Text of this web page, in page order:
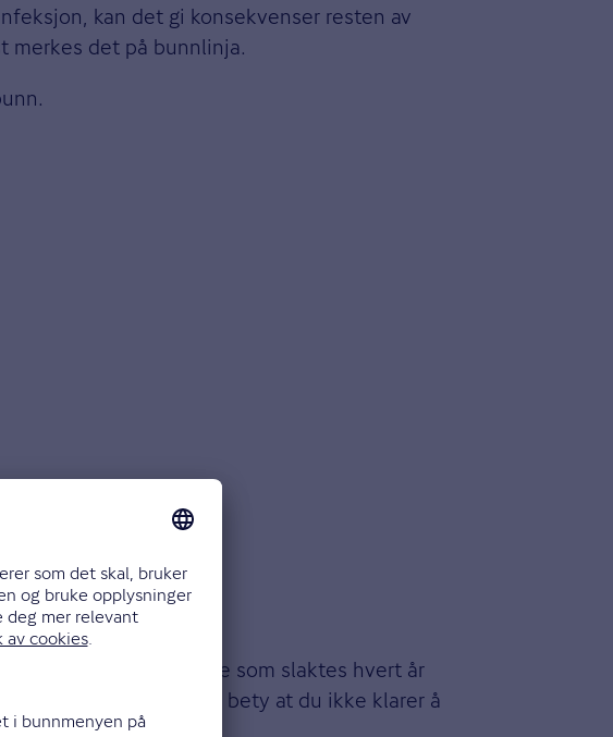
kan det gi konsekvenser resten av
merkes det på bunnlinja.
20 prosent av søyene som slaktes hvert år
kan et utbrudd bety at du ikke klarer å